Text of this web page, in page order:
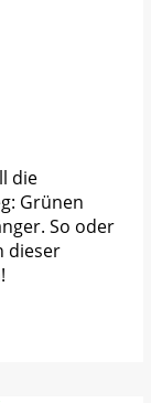
die
Grünen
So oder
dieser